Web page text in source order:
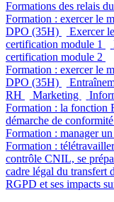
Formations des relais
Formation : exercer le
DPO (35H)
Exercer
certification module 1
certification module 2
Formation : exercer le
DPO (35H)
RH
Marketing
Formation : la fonction
démarche de
Formation : manager
Formation :
contrôle CNIL, se
cadre légal du transfert
RGPD et ses impacts